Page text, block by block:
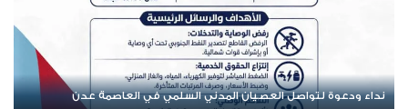
نداء ودعوة لتواصل العصيان المدني السلمي في العاصمة عدن